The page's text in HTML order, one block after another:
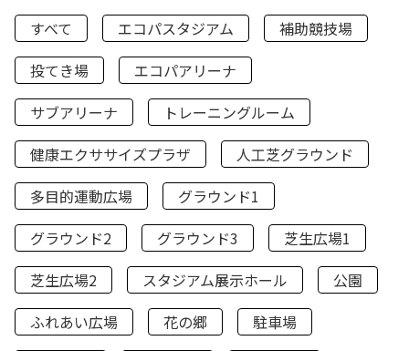
すべて エコパスタジアム
補助競技場
投てき場
エコパアリーナ
サブアリーナ
トレーニングルーム
健康エクササイズプラザ
人工芝グラウンド
多目的運動広場
グラウンド1
グラウンド2
グラウンド3
芝生広場1
芝生広場2
スタジアム展示ホール
公園
ふれあい広場
花の郷
駐車場